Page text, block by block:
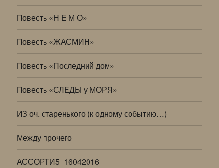
Повесть «Н Е М О»
Повесть «ЖАСМИН»
Повесть «Последний дом»
Повесть «СЛЕДЫ у МОРЯ»
ИЗ оч. старенького (к одному событию…)
Между прочего
АССОРТИ5_16042016